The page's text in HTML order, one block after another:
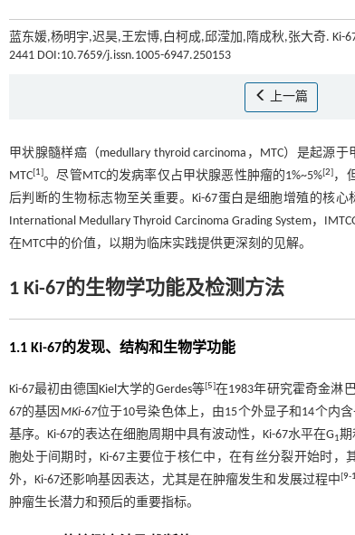
蓝东媛,杨明宇,迟昊,王宏博,白柯成,邱滢加,隋成秋,张大奇. Ki-
2441 DOI:10.7659/j.issn.1005-6947.250153
上一篇
甲状腺髓样癌（medullary thyroid carcinoma，MTC）是起源
MTC[1]。尽管MTC的发病率仅占甲状腺恶性肿瘤的1%~5%[2] ，
后判断的生物标志物至关重要。Ki-67蛋白是细胞增殖的核
International Medullary Thyroid Carcinoma Grading System，
在MTC中的价值，以期为临床实践提供更深刻的见解。
1 Ki-67的生物学功能及检测方法
1.1 Ki-67的发现、结构和生物学功能
Ki-67最初由德国Kiel大学的Gerdes等[5]在1983年研究霍奇金淋
67的基因 MKi-67位于10号染色体上，由15个外显子和14个内
基序。Ki-67的表达在细胞周期中具有波动性，Ki-67水平在G1期
胞处于间期时，Ki-67主要位于核仁中，在有丝分裂开始时
外，Ki-67还影响基因表达，尤其是在肿瘤发生和发展过程中[9-
肿瘤生长潜力和预后的重要指标。